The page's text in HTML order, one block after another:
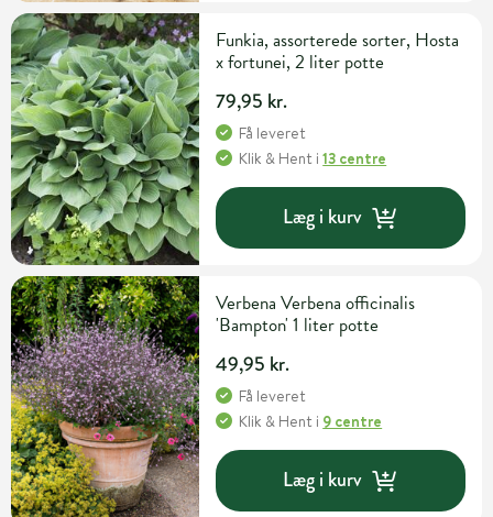
Funkia, assorterede sorter, Hosta
x fortunei, 2 liter potte
79,95 kr.
Få leveret
Klik & Hent i13 centre
Læg i kurv
Verbena Verbena officinalis
'Bampton' 1 liter potte
49,95 kr.
Få leveret
Klik & Hent i 9 centre
Læg i kurv